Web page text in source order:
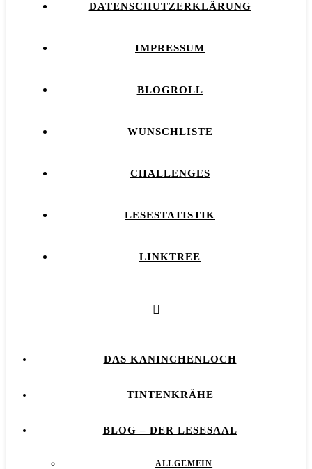
DATENSCHUTZERKLÄRUNG
IMPRESSUM
BLOGROLL
WUNSCHLISTE
CHALLENGES
LESESTATISTIK
LINKTREE
DAS KANINCHENLOCH
TINTENKRÄHE
BLOG – DER LESESAAL
ALLGEMEIN